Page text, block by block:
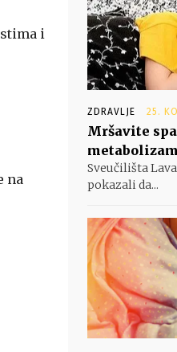
i
na
ZDRAVLJE 25.
Mršavite
metabolizam
Sveučilišta
pokazali da...